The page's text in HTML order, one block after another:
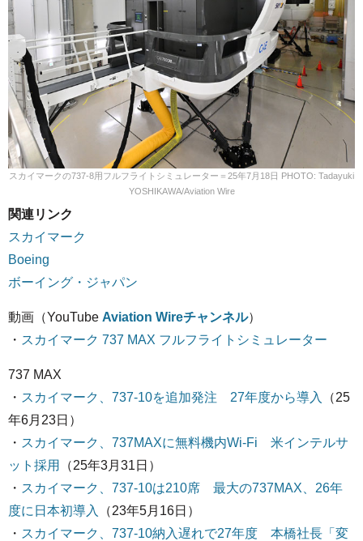
スカイマークの737-8用フルフライトシミュレーター＝25年7月18日 PHOTO: Tadayuki
YOSHIKAWA/Aviation Wire
関連リンク
スカイマーク
Boeing
ボーイング・ジャパン
動画（YouTube Aviation Wireチャンネル）
・ スカイマーク 737 MAX フルフライトシミュレーター
737 MAX
・ スカイマーク、737-10を追加発注 27年度から導入
（25
年6月23日）
・ スカイマーク、737MAXに無料機内Wi-Fi 米インテルサ
ット採用
（25年3月31日）
・ スカイマーク、737-10は210席 最大の737MAX、26年
度に日本初導入
（23年5月16日）
・ スカイマーク、737-10納入遅れで27年度 本橋社長「変